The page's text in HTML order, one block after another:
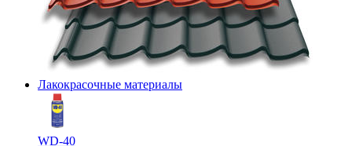
Лакокрасочные материалы
WD-40